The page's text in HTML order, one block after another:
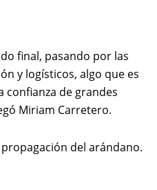
final, pasando por las
y logísticos, algo que es
de grandes
Miriam Carretero.
del arándano.